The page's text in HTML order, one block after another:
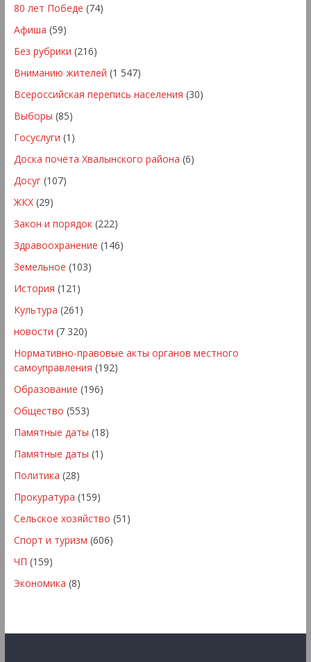
80 лет Победе (74)
Афиша (59)
Без рубрики (216)
Вниманию жителей (1 547)
Всероссийская перепись населения (30)
Выборы (85)
Госуслуги (1)
Доска почёта Хвалынского района (6)
Досуг(107)
ЖКХ(29)
Закон и порядок(222)
Здравоохранение (146)
Земельное (103)
История (121)
Культура (261)
новости (7 320)
Нормативно-правовые акты органов местного
самоуправления (192)
Образование (196)
Общество (553)
Памятные даты (18)
Памятные даты (1)
Политика (28)
Прокуратура (159)
Сельское хозяйство (51)
Спорт и туризм (606)
ЧП (159)
Экономика (8)